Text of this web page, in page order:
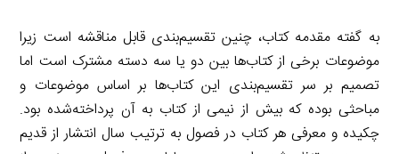
به گفته مقدمه کتاب، چنین تقسیم‌بندی قابل مناقشه است زیرا
موضوعات برخی از کتاب‌ها بین دو یا سه دسته مشترک است اما
تصمیم بر سر تقسیم‌بندی این کتاب‌ها بر اساس موضوعات و
مباحثی بوده که بیش از نیمی از کتاب به آن پرداخته‌شده بود.
چکیده و معرفی هر کتاب در فصول به ترتیب سال انتشار از قدیم